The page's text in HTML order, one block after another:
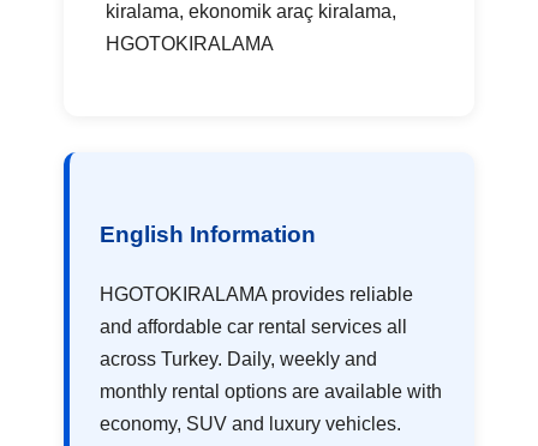
kiralama, ekonomik araç kiralama,
HGOTOKIRALAMA
English Information
HGOTOKIRALAMA provides reliable
and affordable car rental services all
across Turkey. Daily, weekly and
monthly rental options are available with
economy, SUV and luxury vehicles.